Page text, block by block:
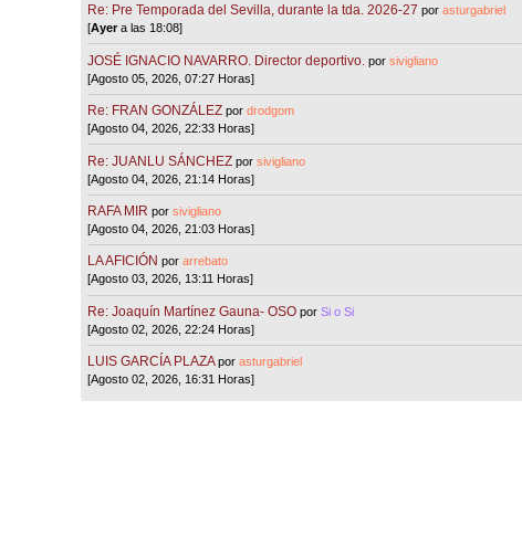
Re: Pre Temporada del Sevilla, durante la tda. 2026-27 porasturgabriel
[Ayera las 18:08]
JOSÉ IGNACIO NAVARRO. Director deportivo. porsivigliano
[Agosto 05, 2026, 07:27 Horas]
Re: FRAN GONZÁLEZ pordrodgom
[Agosto 04, 2026, 22:33 Horas]
Re: JUANLU SÁNCHEZ porsivigliano
[Agosto 04, 2026, 21:14 Horas]
RAFA MIR porsivigliano
[Agosto 04, 2026, 21:03 Horas]
LA AFICIÓN porarrebato
[Agosto 03, 2026, 13:11 Horas]
Re: Joaquín Martínez Gauna- OSO porSi o Si
[Agosto 02, 2026, 22:24 Horas]
LUIS GARCÍA PLAZA porasturgabriel
[Agosto 02, 2026, 16:31 Horas]